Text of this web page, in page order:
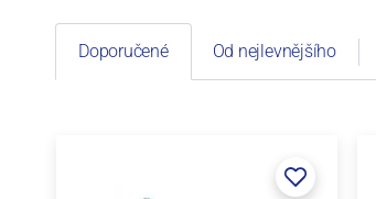
Doporučené Od nejlevnějšího